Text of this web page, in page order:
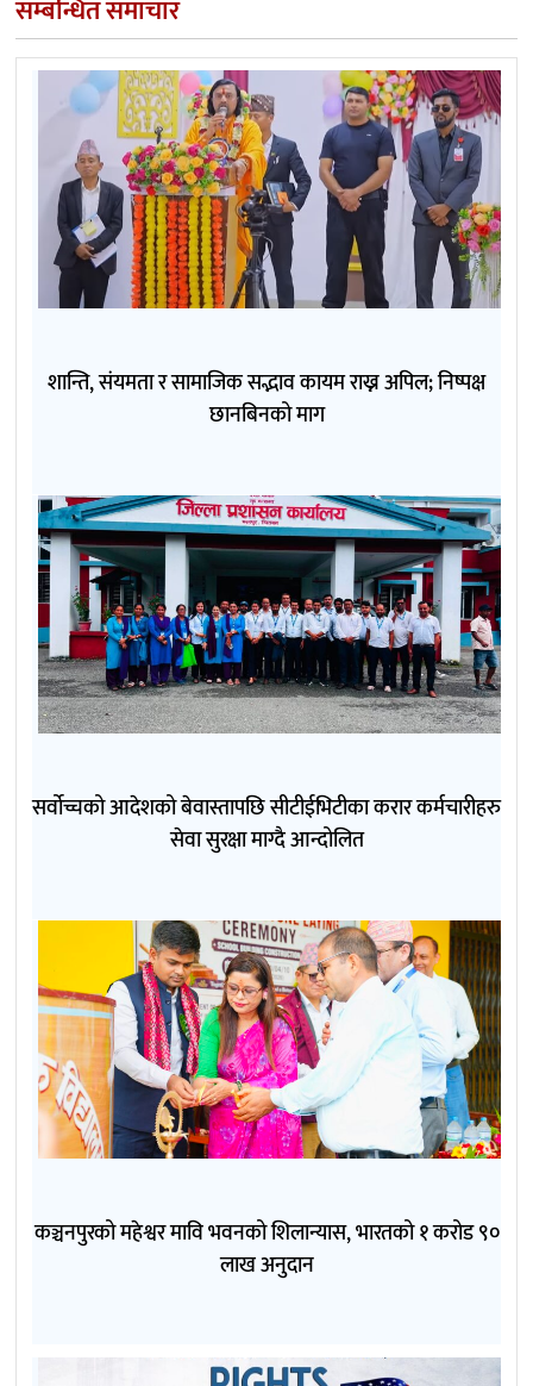
सम्बन्धित समाचार
शान्ति, संयमता र सामाजिक सद्भाव कायम राख्न अपिल; निष्पक्ष
छानबिनको माग
सर्वोच्चको आदेशको बेवास्तापछि सीटीईभिटीका करार कर्मचारीहरु
सेवा सुरक्षा माग्दै आन्दोलित
कञ्चनपुरको महेश्वर मावि भवनको शिलान्यास, भारतको १ करोड ९०
लाख अनुदान